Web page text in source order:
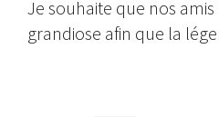
Je souhaite que nos
grandiose afin que la